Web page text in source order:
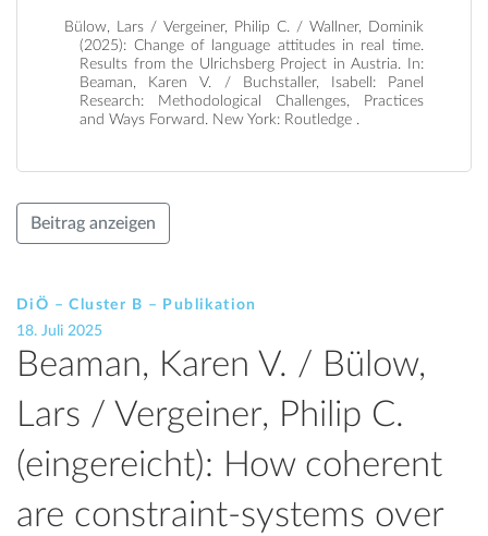
Bülow, Lars / Vergeiner, Philip C. / Wallner, Dominik
(2025): Change of language attitudes in real time.
Results from the Ulrichsberg Project in Austria. In:
Beaman, Karen V. / Buchstaller, Isabell: Panel
Research: Methodological Challenges, Practices
and Ways Forward. New York: Routledge .
Beitrag anzeigen
DiÖ – Cluster B – Publikation
18. Juli 2025
Beaman, Karen V. / Bülow,
Lars / Vergeiner, Philip C.
(eingereicht): How coherent
are constraint-systems over